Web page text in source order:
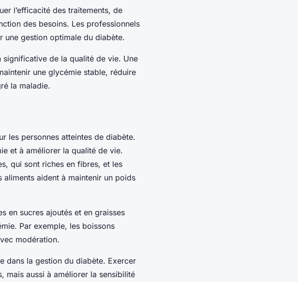
l’efficacité des traitements, de
des besoins. Les professionnels
une gestion optimale du diabète.
de la qualité de vie. Une
une glycémie stable, réduire
la maladie.
les personnes atteintes de diabète.
et à améliorer la qualité de vie.
qui sont riches en fibres, et les
aident à maintenir un poids
en sucres ajoutés et en graisses
Par exemple, les boissons
modération.
dans la gestion du diabète. Exercer
mais aussi à améliorer la sensibilité